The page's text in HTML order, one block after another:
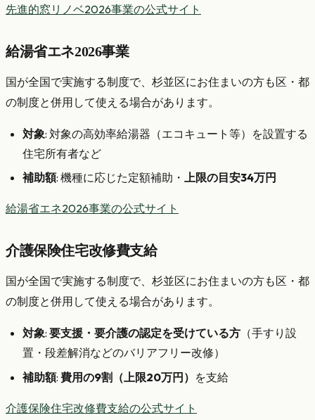
先進的窓リノベ2026事業の公式サイト
給湯省エネ2026事業
国が全国で実施する制度で、杉並区にお住まいの方も区・都
の制度と併用して使える場合があります。
対象: 対象の高効率給湯器（エコキュート等）を設置する
住宅所有者など
補助額: 機種に応じた定額補助・ 上限の目安34万円
給湯省エネ2026事業の公式サイト
介護保険住宅改修費支給
国が全国で実施する制度で、杉並区にお住まいの方も区・都
の制度と併用して使える場合があります。
対象: 要支援・要介護の認定を受けている方 （手すり設
置・段差解消などのバリアフリー改修）
補助額: 費用の9割（上限20万円） を支給
介護保険住宅改修費支給の公式サイト